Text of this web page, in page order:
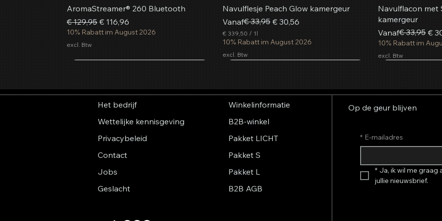
AromaStreamer® 260 Bluetooth
Normale prijs
€ 129,95Verkoopprijs
€ 116,96
10% Rabatt im August 2026
excl. Btw
Navulflesje Peach Glow kamergeur
Vanaf
Normale prijs
€ 33,95 € 30,56
Verkoopprijs
€ 339,50 / 1l
€
3
5
0
10% Rabatt im August 2026
excl. Btw
Navulflacon met
kamergeur
Vanaf
Normale prijs
€ 33,95 €
Verkoopprijs
10% Rabatt im
excl. Btw
Aerosol geurspray Zomergevoel
AromaStreamer® 850 BT
AromaStreamer® 750
Het bedrijf
Wettelijke kennisgeving
Privacybeleid
Contact
Jobs
Geslacht
Winkelinformatie
B2B-winkel
Pakket LICHT
Pakket S
Pakket L
B2B AGB
Op de geur blijven
* E-mailadres
* Ja, ik wil me graag
jullie nieuwsbrief.